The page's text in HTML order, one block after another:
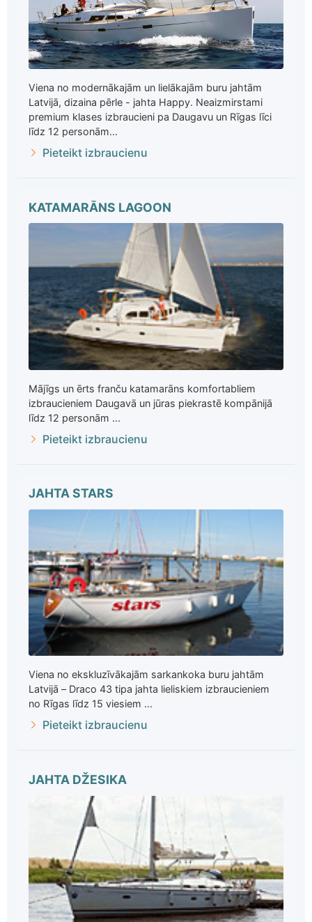
Viena no modernākajām un lielākajām buru jahtām
Latvijā, dizaina pērle - jahta Happy. Neaizmirstami
premium klases izbraucieni pa Daugavu un Rīgas līci
līdz 12 personām...
Pieteikt izbraucienu
KATAMARĀNS LAGOON
Mājīgs un ērts franču katamarāns komfortabliem
izbraucieniem Daugavā un jūras piekrastē kompānijā
līdz 12 personām ...
Pieteikt izbraucienu
JAHTA STARS
Viena no ekskluzīvākajām sarkankoka buru jahtām
Latvijā – Draco 43 tipa jahta lieliskiem izbraucieniem
no Rīgas līdz 15 viesiem ...
Pieteikt izbraucienu
JAHTA DŽESIKA